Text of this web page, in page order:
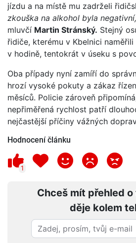
jízdu a na místě mu zadrželi
zkouška na alkohol byla negativní,
mluvčí Martin Stránský. Stejný
řidiče, kterému v Kbelnici
v hodině, tentokrát v úseku s
Oba případy nyní zamíří do
hrozí vysoké pokuty a zákaz
měsíců. Policie zároveň
nepřiměřená rychlost patří
nejčastější příčiny vážných
Hodnocení článku
1
Chceš mít přehled o
děje kolem